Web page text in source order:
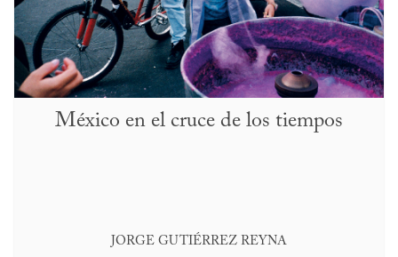
México en el cruce de los tiempos
JORGE GUTIÉRREZ REYNA